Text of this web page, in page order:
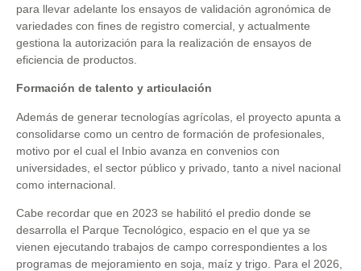
para llevar adelante los ensayos de validación agronómica de
variedades con fines de registro comercial, y actualmente
gestiona la autorización para la realización de ensayos de
eficiencia de productos.
Formación de talento y articulación
Además de generar tecnologías agrícolas, el proyecto apunta a
consolidarse como un centro de formación de profesionales,
motivo por el cual el Inbio avanza en convenios con
universidades, el sector público y privado, tanto a nivel nacional
como internacional.
Cabe recordar que en 2023 se habilitó el predio donde se
desarrolla el Parque Tecnológico, espacio en el que ya se
vienen ejecutando trabajos de campo correspondientes a los
programas de mejoramiento en soja, maíz y trigo. Para el 2026,